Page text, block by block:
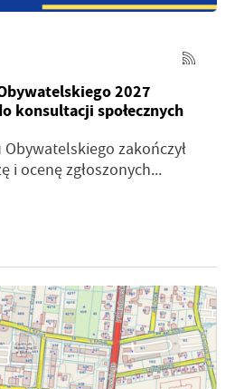
2027
konsultacji społecznych
zakończył
i ocenę zgłoszonych...